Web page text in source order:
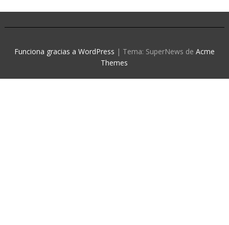
Funciona gracias a WordPress | Tema: SuperNews de Acme
Themes